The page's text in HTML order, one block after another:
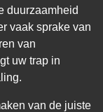
duurzaamheid
vaak sprake van
van
uw trap in
van de juiste